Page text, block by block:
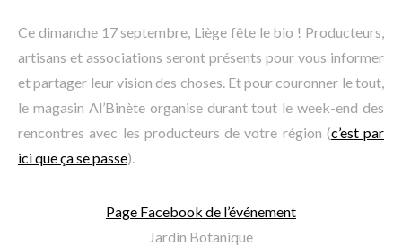
Ce dimanche 17 septembre, Liège fête le bio ! Producteurs,
artisans et associations seront présents pour vous informer
et partager leur vision des choses. Et pour couronner le tout,
le magasin Al’Binète organise durant tout le week-end des
rencontres avec les producteurs de votre région (c’est par
ici que ça se passe).
Page Facebook de l’événement
Jardin Botanique